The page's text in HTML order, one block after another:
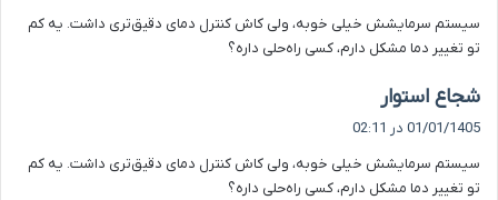
:
سیستم سرمایشش خیلی خوبه، ولی کاش کنترل دمای دقیق‌تری داشت. یه کم
تو تغییر دما مشکل دارم، کسی راه‌حلی داره؟
شجاع استوار
ف
:
01/01/1405 در 02:11
سیستم سرمایشش خیلی خوبه، ولی کاش کنترل دمای دقیق‌تری داشت. یه کم
تو تغییر دما مشکل دارم، کسی راه‌حلی داره؟